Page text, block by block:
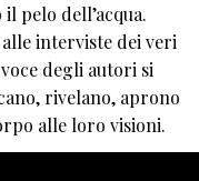
pelo dell’acqua.
interviste dei veri
degli autori si
rivelano, aprono
alle loro visioni.